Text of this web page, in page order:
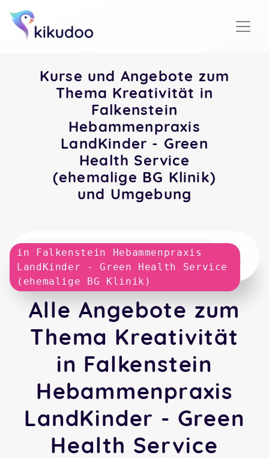
Kurse und Angebote zum
Thema Kreativität in
Falkenstein
Hebammenpraxis
LandKinder - Green
Health Service
(ehemalige BG Klinik)
und Umgebung
in Falkenstein Hebammenpraxis
LandKinder - Green Health Service
(ehemalige BG Klinik)
Alle Angebote zum
Thema Kreativität
in Falkenstein
Hebammenpraxis
LandKinder - Green
Health Service